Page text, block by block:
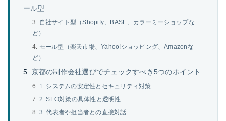
ール型
自社サイト型（Shopify、BASE、カラーミーショップな
ど）
モール型（楽天市場、Yahoo!ショッピング、Amazonな
ど）
京都の制作会社選びでチェックすべき5つのポイント
1. システムの安定性とセキュリティ対策
2. SEO対策の具体性と透明性
3. 代表者や担当者との直接対話